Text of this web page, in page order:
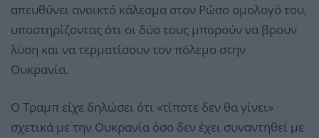
απευθύνει ανοικτό κάλεσμα στον Ρώσο ομολογό του,
υποστηρίζοντας ότι οι δύο τους μπορούν να βρουν
λύση και να τερματίσουν τον πόλεμο στην
Ουκρανία.
Ο Τραμπ είχε δηλώσει ότι «τίποτε δεν θα γίνει»
σχετικά με την Ουκρανία όσο δεν έχει συναντηθεί με